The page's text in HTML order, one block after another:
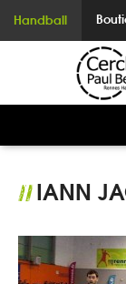
Handball
//IANN